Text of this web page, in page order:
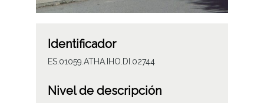
Identificador
ES.01059.ATHA.IHO.DI.02744
Nivel de descripción